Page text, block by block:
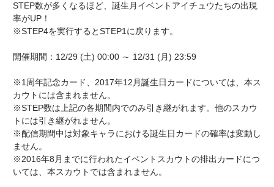
STEP数が多くなるほど、誕生月イベントアイチュウたちの出現
率がUP！
※STEP4を実行するとSTEP1に戻ります。
開催期間：12/29 (土) 00:00 ～ 12/31 (月) 23:59
※1周年記念カード、2017年12月誕生日カードについては、本ス
カウトには含まれません。
※STEP数は上記の各期間内でのみ引き継がれます。他のスカウ
トには引き継がれません。
※配信期間中は対象キャラにおける誕生日カードの確率は変動し
ません。
※2016年8月までに行われたイベントスカウトの排出カードにつ
いては、本スカウトでは含まれません。